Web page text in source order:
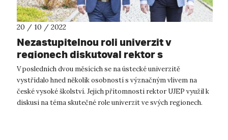
20 / 10 / 2022
Nezastupitelnou roli univerzit v
regionech diskutoval rektor s
vrcholnými zástupci vysokého školství
V posledních dvou měsících se na ústecké univerzitě
vystřídalo hned několik osobností s význačným vlivem na
české vysoké školství. Jejich přítomnosti rektor UJEP využil k
diskusi na téma skutečné role univerzit ve svých regionech.